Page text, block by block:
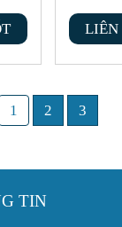
LIÊN
1 2 3
TIN